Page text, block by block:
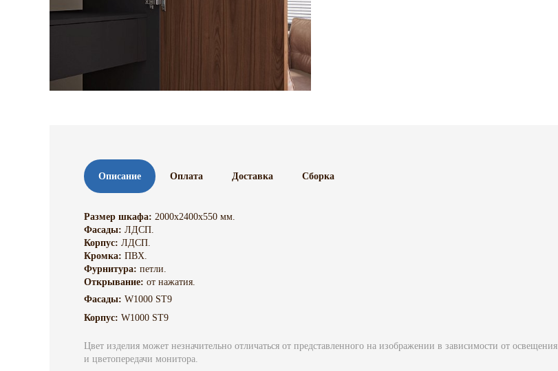
Описание Оплата Доставка Сборка
Размер шкафа: 2000х2400х550 мм.
Фасады: ЛДСП.
Корпус: ЛДСП.
Кромка: ПВХ.
Фурнитура: петли.
Открывание: от нажатия.
Фасады: W1000 ST9
Корпус: W1000 ST9
Цвет изделия может незначительно отличаться от представленного на изображении в зависимости от освещения
и цветопередачи монитора.